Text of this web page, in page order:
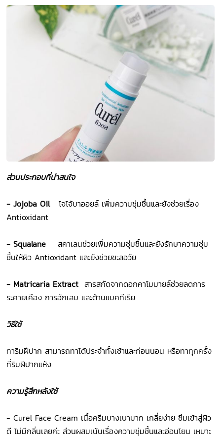
ส่วนประกอบที่น่าสนใจ
- Jojoba Oilโจโจ้บาออยล์ เพิ่มความชุ่มชื้นและยังช่วยเรื่อง
Antioxidant
- Squalane
สคาเลนช่วยเพิ่มความชุ่มชื้นและยังรักษาความชุ่ม
ชื้นให้ผิว Antioxidant และยังช่วยชะลอวัย
- Matricaria Extractสารสกัดจากดอกคาโมมายล์ช่วยลดการ
ระคายเคือง การอักเสบ และต้านแบคทีเรีย
วิธีใช้
ทาริมฝีปาก สามารถทาได้ประจำทั้งเช้าและก่อนนอน หรือทาทุกครั้ง
ที่ริมฝีปากแห้ง
ความรู้สึกหลังใช้
- Curel Face Cream เนื้อครีมบางเบามาก เกลี่ยง่าย ซึมเข้าสู่ผิว
ดี ไม่มีกลิ่นเลยค่ะ ส่วนผสมเน้นเรื่องความชุ่มชื้นและอ่อนโยน เหมาะ